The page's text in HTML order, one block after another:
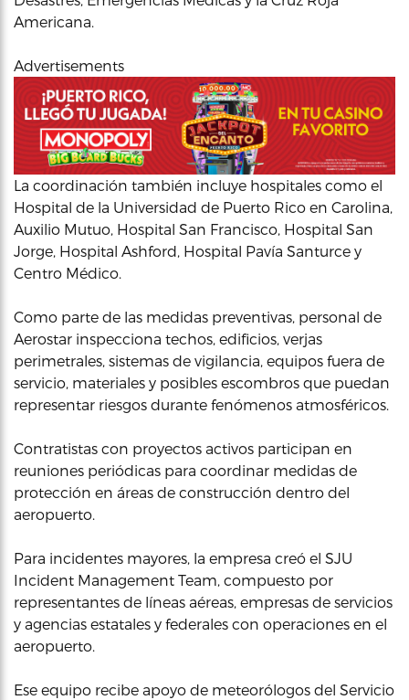
Americana.
Advertisements
La coordinación también incluye hospitales como el
Hospital de la Universidad de Puerto Rico en Carolina,
Auxilio Mutuo, Hospital San Francisco, Hospital San
Jorge, Hospital Ashford, Hospital Pavía Santurce y
Centro Médico.
Como parte de las medidas preventivas, personal de
Aerostar inspecciona techos, edificios, verjas
perimetrales, sistemas de vigilancia, equipos fuera de
servicio, materiales y posibles escombros que puedan
representar riesgos durante fenómenos atmosféricos.
Contratistas con proyectos activos participan en
reuniones periódicas para coordinar medidas de
protección en áreas de construcción dentro del
aeropuerto.
Para incidentes mayores, la empresa creó el SJU
Incident Management Team, compuesto por
representantes de líneas aéreas, empresas de servicios
y agencias estatales y federales con operaciones en el
aeropuerto.
Ese equipo recibe apoyo de meteorólogos del Servicio